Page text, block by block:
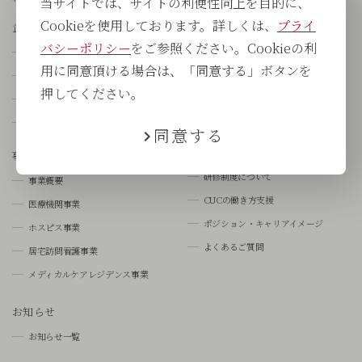
企業情報
会社概要
役員紹介
国内外の医療の負
事業概要
事業概要
医療機関事業
ホスピス事業
居宅訪問看護事業
メディカルケアレジデンス事業
サステナビリティ
採用情報
人と仕事を知る
研修制度について
CUCの働き方支援
ポジション・キャリアイメージ
よくあるご質問
お知らせ
お知らせ一覧
Cookieを使用しております。詳しくは、 プライ
バシーポリシーをご参照ください。Cookieの利
用に同意頂ける場合は、「同意する」ボタンを
押してください。
同意する